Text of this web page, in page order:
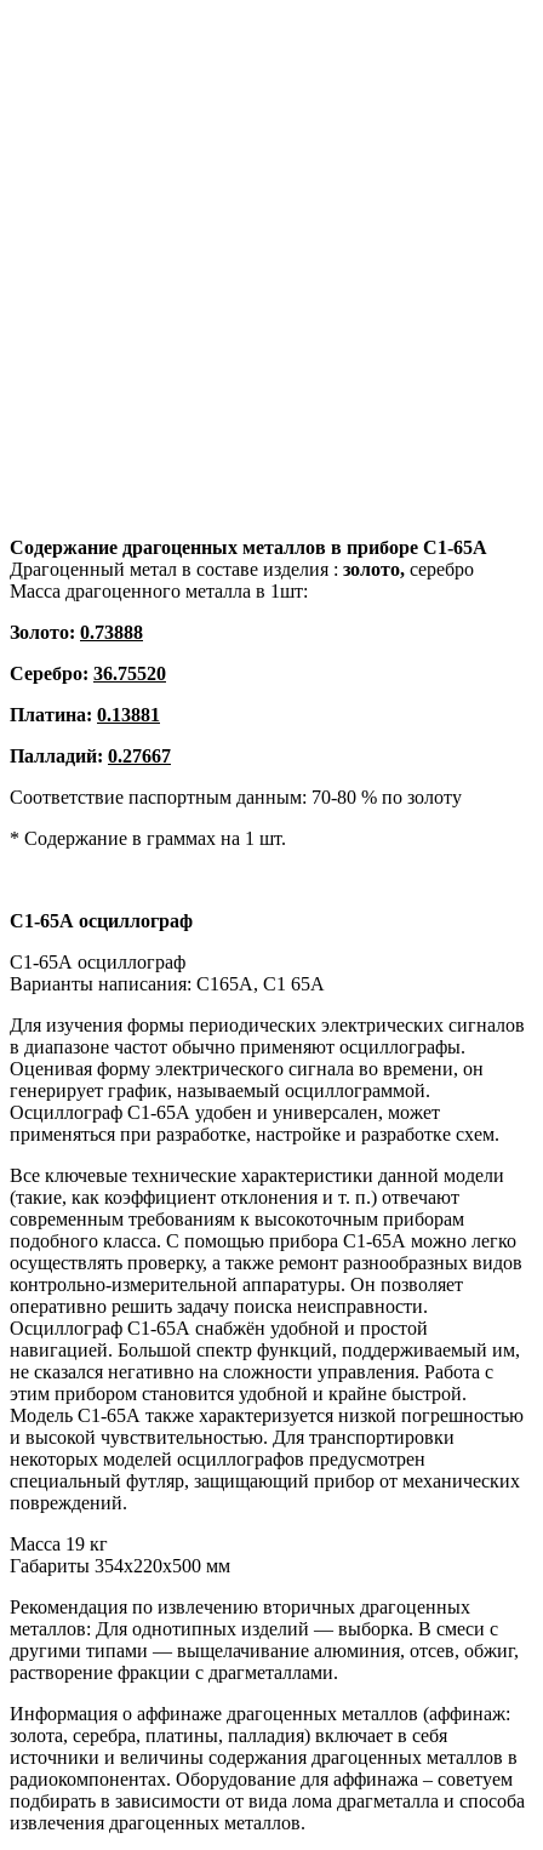
Содержание драгоценных металлов в приборе С1-65А
Драгоценный метал в составе изделия : золото, серебро
Масса драгоценного металла в 1шт:
Золото: 0.73888
Серебро: 36.75520
Платина: 0.13881
Палладий: 0.27667
Соответствие паспортным данным: 70-80 % по золоту
* Содержание в граммах на 1 шт.
С1-65А осциллограф
С1-65А осциллограф
Варианты написания: С165А, С1 65А
Для изучения формы периодических электрических сигналов
в диапазоне частот обычно применяют осциллографы.
Оценивая форму электрического сигнала во времени, он
генерирует график, называемый осциллограммой.
Осциллограф С1-65А удобен и универсален, может
применяться при разработке, настройке и разработке схем.
Все ключевые технические характеристики данной модели
(такие, как коэффициент отклонения и т. п.) отвечают
современным требованиям к высокоточным приборам
подобного класса. С помощью прибора С1-65А можно легко
осуществлять проверку, а также ремонт разнообразных видов
контрольно-измерительной аппаратуры. Он позволяет
оперативно решить задачу поиска неисправности.
Осциллограф С1-65А снабжён удобной и простой
навигацией. Большой спектр функций, поддерживаемый им,
не сказался негативно на сложности управления. Работа с
этим прибором становится удобной и крайне быстрой.
Модель С1-65А также характеризуется низкой погрешностью
и высокой чувствительностью. Для транспортировки
некоторых моделей осциллографов предусмотрен
специальный футляр, защищающий прибор от механических
повреждений.
Масса 19 кг
Габариты 354х220х500 мм
Рекомендация по извлечению вторичных драгоценных
металлов: Для однотипных изделий — выборка. В смеси с
другими типами — выщелачивание алюминия, отсев, обжиг,
растворение фракции с драгметаллами.
Информация о аффинаже драгоценных металлов (аффинаж:
золота, серебра, платины, палладия) включает в себя
источники и величины содержания драгоценных металлов в
радиокомпонентах. Оборудование для аффинажа – советуем
подбирать в зависимости от вида лома драгметалла и способа
извлечения драгоценных металлов.